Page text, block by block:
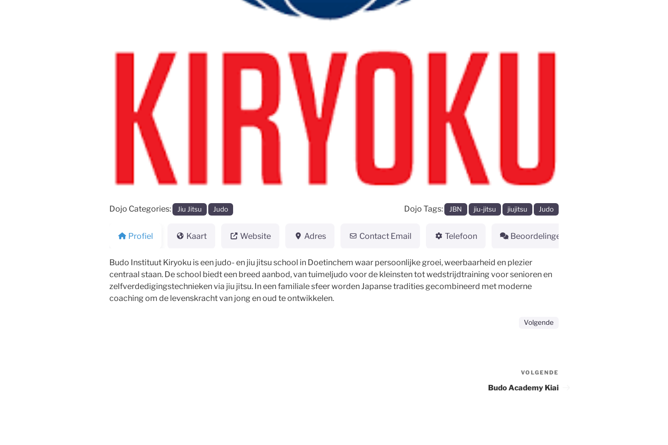
Vorige
Dojo Categories: Jiu Jitsu Judo Dojo Tags: JBN jiu-jitsu jiujitsu Judo
Profiel Kaart Website Adres Contact Email Telefoon Beoordelingen
Budo Instituut Kiryoku is een judo- en jiu jitsu school in Doetinchem waar persoonlijke groei, weerbaarheid en plezier
centraal staan. De school biedt een breed aanbod, van tuimeljudo voor de kleinsten tot wedstrijdtraining voor senioren en
zelfverdedigingstechnieken via jiu jitsu. In een familiale sfeer worden Japanse tradities gecombineerd met moderne
coaching om de levenskracht van jong en oud te ontwikkelen.
Volgende
bericht
VOLGENDE
Budo Academy Kiai